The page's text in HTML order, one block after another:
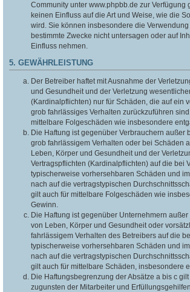
Community unter www.phpbb.de zur Verfügung
keinen Einfluss auf die Art und Weise, wie die
wird. Sie können insbesondere die
bestimmte Zwecke nicht untersagen oder auf
Einfluss nehmen.
5. GEWÄHRLEISTUNG
Der Betreiber haftet mit Ausnahme der
und Gesundheit und der Verletzung
(Kardinalpflichten) nur für Schäden, die auf ein
grob fahrlässiges Verhalten zurückzuführen
mittelbare Folgeschäden wie insbesondere
Die Haftung ist gegenüber Verbrauchern außer
grob fahrlässigem Verhalten oder bei Schäden
Leben, Körper und Gesundheit und der
Vertragspflichten (Kardinalpflichten) auf die bei
typischerweise vorhersehbaren Schäden und
nach auf die vertragstypischen
gilt auch für mittelbare Folgeschäden wie
Gewinn.
Die Haftung ist gegenüber Unternehmern außer
von Leben, Körper und Gesundheit oder
fahrlässigem Verhalten des Betreibers auf die
typischerweise vorhersehbaren Schäden und
nach auf die vertragstypischen
gilt auch für mittelbare Schäden, insbesondere
Die Haftungsbegrenzung der Absätze a bis c
zugunsten der Mitarbeiter und